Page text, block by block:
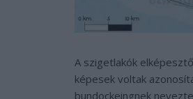
A szigetlakók
képesek voltak
bundockeingnek